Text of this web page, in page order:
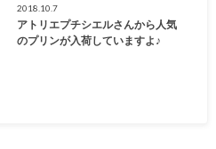
2018.10.7
アトリエプチシエルさんから人気
のプリンが入荷していますよ♪